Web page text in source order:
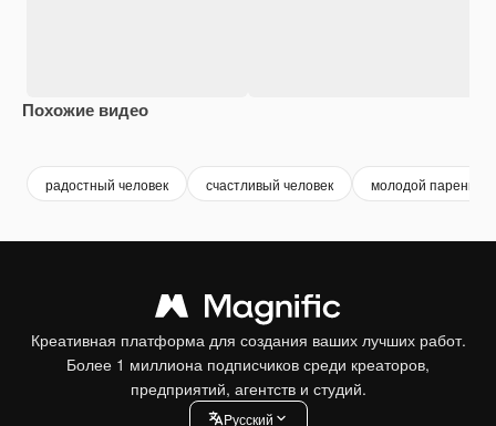
Похожие видео
радостный человек счастливый человек молодой парень
Креативная платформа для создания ваших лучших работ.
Более 1 миллиона подписчиков среди креаторов,
предприятий, агентств и студий.
Pусский